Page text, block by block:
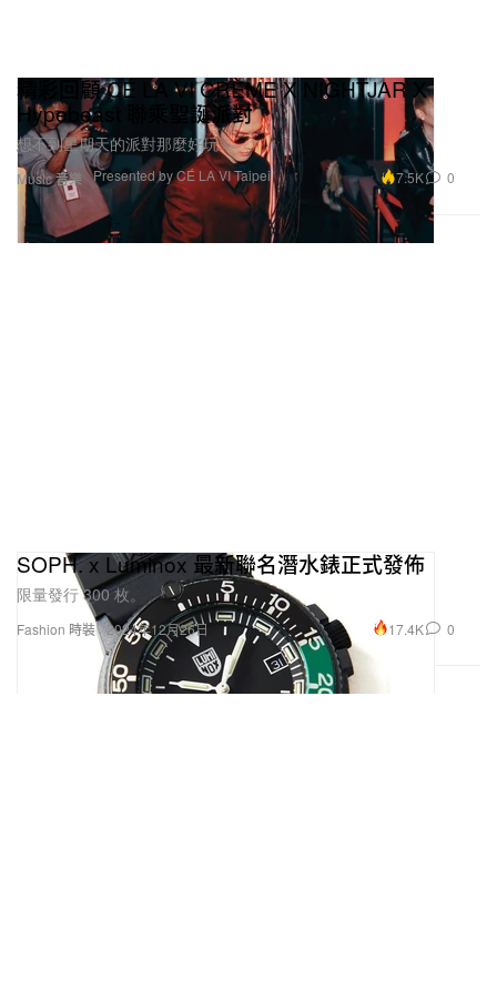
Music 音樂
精彩回顧 CÉ LA VI CRÈME X NIGHTJAR X
Hypebeast 聯乘聖誕派對
想不到星期天的派對那麼好玩！
Presented by CÉ LA VI Taipei 7.5K 0
Fashion 時裝
SOPH. x Luminox 最新聯名潛水錶正式發佈
限量發行 300 枚。
2024年12月26日 17.4K 0